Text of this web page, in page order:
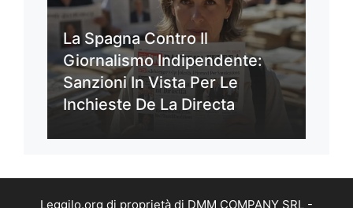
La Spagna Contro Il
Giornalismo Indipendente:
Sanzioni In Vista Per Le
Inchieste De La Directa
Leggilo.org di proprietà di DMM COMPANY SRL -